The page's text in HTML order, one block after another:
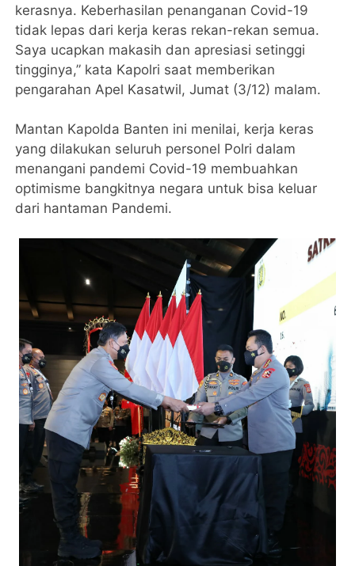
kerasnya. Keberhasilan penanganan Covid-19
tidak lepas dari kerja keras rekan-rekan semua.
Saya ucapkan makasih dan apresiasi setinggi
tingginya,” kata Kapolri saat memberikan
pengarahan Apel Kasatwil, Jumat (3/12) malam.
Mantan Kapolda Banten ini menilai, kerja keras
yang dilakukan seluruh personel Polri dalam
menangani pandemi Covid-19 membuahkan
optimisme bangkitnya negara untuk bisa keluar
dari hantaman Pandemi.